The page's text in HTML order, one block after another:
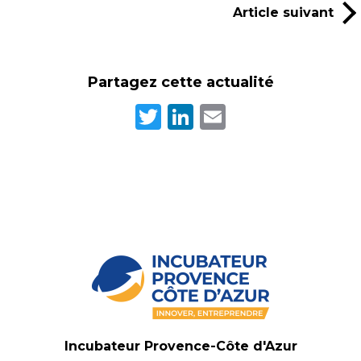
Article suivant
Partagez cette actualité
Twitter
LinkedIn
Incubateur Provence-Côte d'Azur